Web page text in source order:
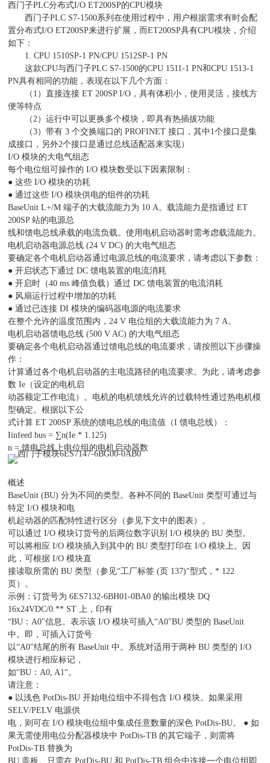
西门子PLC分布式I/O ET200SP的CPU模块
西门子PLC S7-1500系列在使用过程中，用户根据需求有时会配
置分布式I/O ET200SP来进行扩展，而ET200SP具有CPU模块，介绍
如下：
1. CPU 1510SP-1 PN/CPU 1512SP-1 PN
这款CPU与西门子PLC S7-1500的CPU 1511-1 PN和CPU 1513-1
PN具有相同的功能，表现在以下几个方面：
（1）直接连接 ET 200SP I/O，具有体积小，使用灵活，接线方
便等特点
（2）运行中可以更换多个模块，即具有热插拔功能
（3）带有 3 个交换端口的 PROFINET 接口，其中1个接口是集
成接口，另外2个接口是通过总线适配器来实现）
I/O 模块的大电气组态
每个电位组可操作的 I/O 模块数受以下因素限制：
● 这些 I/O 模块的功耗
● 通过这些 I/O 模块供电的组件的功耗
BaseUnit L+/M 端子的大载流能力为 10 A。载流能力是指通过 ET
200SP 站的电源总
线和馈电总线承载的电流负载。使用电机启动器时需考虑载流能力。
电机启动器电源总线 (24 V DC) 的大电气组态
要确定各个电机启动器通过电源总线的电流要求，请考虑以下参数：
● 开启状态下通过 DC 馈电装置的电流消耗
● 开启时（40 ms 峰值负载）通过 DC 馈电装置的电流消耗
● 风扇运行过程中增加的功耗
● 通过已连接 DI 模块的编码器电源的电流要求
在整个允许的温度范围内，24 V 电位组的大载流能力为 7 A。
电机启动器馈电总线 (500 V AC) 的大电气组态
要确定各个电机启动器通过馈电总线的电流要求，请按照以下步骤操
作：
计算通过各个电机启动器的主电流路径的电流要求。为此，请考虑参
数 Ie（设定的电机启
动器额定工作电流）。电机的电机馈线允许的过载特性通过热电机模
型确定。根据以下公
式计算 ET 200SP 系统的馈电总线的电流值（I 馈电总线）：
Iinfeed bus = ∑n(Ie * 1.125)
n = 馈电总线上电位组的电机启动器数
概述
BaseUnit (BU) 分为不同的类型。各种不同的 BaseUnit 类型可通过与
特定 I/O 模块和电
机起动器的匹配特性进行区分（参见下文中的图表）。
可以通过 I/O 模块订货号的后两位数字识别 I/O 模块的 BU 类型。
可以将相应 I/O 模块插入到其中的 BU 类型打印在 I/O 模块上。因
此，可根据 I/O 模块直
接读取所需的 BU 类型（参见“工厂标签 (页 137)"型式，* 122
页）。
示例：订货号为 6ES7132-6BH01-0BA0 的输出模块 DQ
16x24VDC/0.** ST 上，印有
“BU：A0"信息。表示该 I/O 模块可插入“A0"BU 类型的 BaseUnit
中。即，可插入订货号
以“A0"结尾的所有 BaseUnit 中。系统对适用于两种 BU 类型的 I/O
模块进行相应标记，
如“BU：A0, A1“。
请注意：
● 以浅色 PotDis-BU 开始电位组中不得包含 I/O 模块。如果采用
SELV/PELV 电源供
电，则可在 I/O 模块电位组中集成任意数量的深色 PotDis-BU。 ● 如
果无需使用电位分配器模块中 PotDis-TB 的其它端子，则需将
PotDis-TB 替换为
BU 盖板。只需在 PotDis-BU 和 PotDis-TB 组合中连接一个电位组即